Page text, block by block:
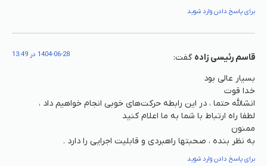
برای پاسخ دادن وارد شوید
قاسم رئیسی زاده گفت: 1404-06-28 در 13:49
بسیار عالی بود
خدا قوت
انشالله حتما ، در این رابطه حرکت‌های خوبی انجام خواهیم داد ،
لطفا راه ارتباط با شما به ما اعلام کنید
ممنون
به نظر بنده ، صحبتها راهبردی و قابلیت اجرایی را دارد .
برای پاسخ دادن وارد شوید